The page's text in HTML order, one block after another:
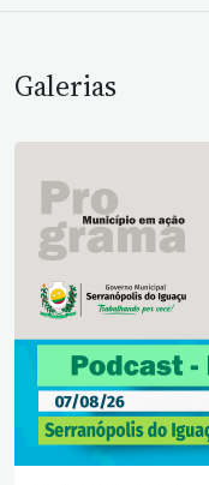
Galerias